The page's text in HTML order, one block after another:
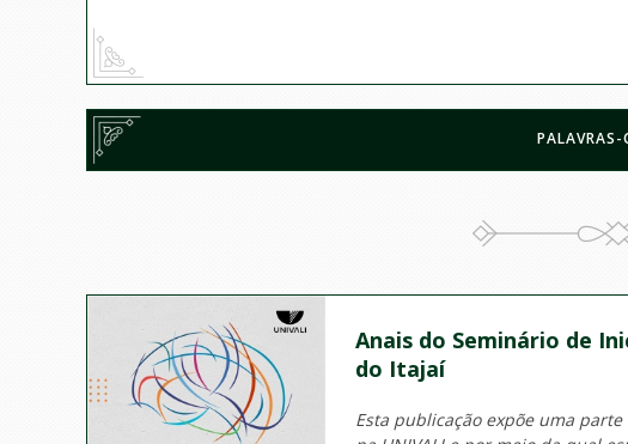
PALAVRAS-
Anais do Seminário de
do Itajaí
Esta publicação expõe uma